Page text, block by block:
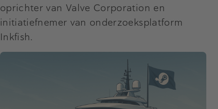
oprichter van Valve Corporation en
initiatiefnemer van onderzoeksplatform
Inkfish.